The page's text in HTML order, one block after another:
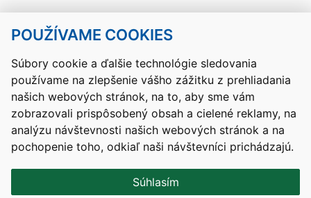
POUŽÍVAME COOKIES
Súbory cookie a ďalšie technológie sledovania
používame na zlepšenie vášho zážitku z prehliadania
našich webových stránok, na to, aby sme vám
zobrazovali prispôsobený obsah a cielené reklamy, na
analýzu návštevnosti našich webových stránok a na
pochopenie toho, odkiaľ naši návštevníci prichádzajú.
Súhlasím
Kontakty Mapa stránky RSS
Vyhlásenie o prístupnosti
Nastavenia cookies
Prevádzkovateľom služby je Ministerstvo školstva, výskumu,
vývoja a mládeže Slovenskej republiky.